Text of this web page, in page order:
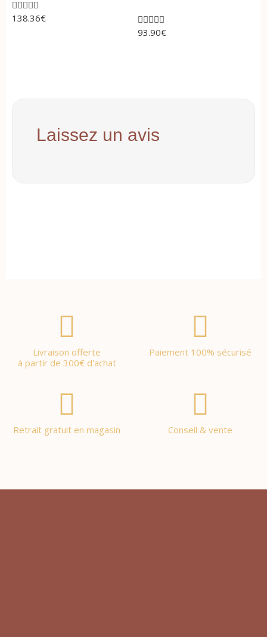

138.36€ 
93.90€
Laissez un avis
Livraison offerte
à partir de 300€ d'achat
Paiement 100% sécurisé
Retrait gratuit en magasin Conseil & vente